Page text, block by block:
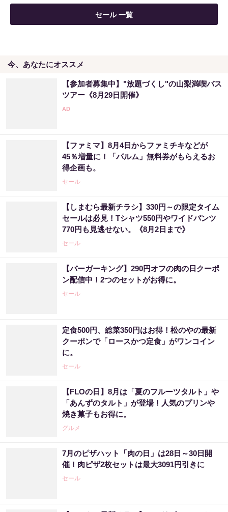
「宝くじ、運じゃなかった」当たる人は“同じ
こと”してる
宝くじ当たる人だけがやっていること、教え
ます
PR（合同会社デジタルファーム ）
PR（合同会社デジタルファーム ）
セール 一覧
今、あなたにオススメ
【参加者募集中】"放題づくし"の山梨満喫バス
ツアー《8月29日開催》
【ファミマ】8月4日からファミチキなどが
45％増量に！「パルム」無料券がもらえるお
得企画も。
セール
【しまむら最新チラシ】330円～の限定タイム
セールは必見！Tシャツ550円やワイドパンツ
770円も見逃せない。《8月2日まで》
セール
【バーガーキング】290円オフの肉の日クーポ
ン配信中！2つのセットがお得に。
セール
定食500円、総菜350円はお得！松のやの最新
クーポンで「ロースかつ定食」がワンコイン
に。
セール
【FLOの日】8月は「夏のフルーツタルト」や
「あんずのタルト」が登場！人気のプリンや
焼き菓子もお得に。
グルメ
7月のピザハット「肉の日」は28日～30日開
催！肉ピザ2枚セットは最大3091円引きに
セール